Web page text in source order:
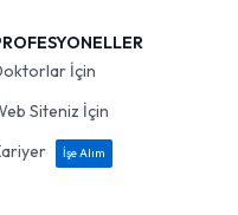
İçin
Siteniz İçin
İşe Alım